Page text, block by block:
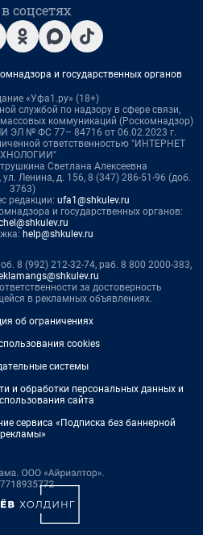
соцсетях
и государственных органов
«Уфа1.ру» (18+)
службой по надзору в сфере связи,
коммуникаций (Роскомнадзор)
ЭЛ № ФС 77– 84716 от 06.02.2023 г.
ответственностью "ИНТЕРНЕТ
Светлана Алексеевна
Ленина, д. 156, 8 (347) 286-51-96 (доб.
3763)
редакции: ufa1@shkulev.ru
и государственных органов:
help@shkulev.ru
8 (992) 212-32-74, раб. 8 800 2000-383,
за достоверность
в рекламных объявлениях.
об ограничениях
cookies
системы
и обработки персональных данных и
сайта
сервиса «Подписка без баннерной
рекламы»